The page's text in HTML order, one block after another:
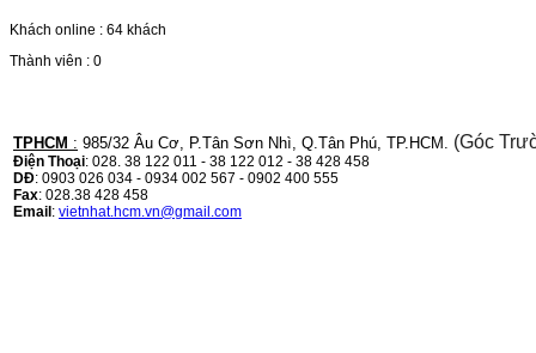
243/MF 461DW
HỘP MỰC CANON CRG-070 CHO DÒNG
MÁY LBP 243/MF 461DW MÃ HỘP MỰC:–
Hộp mực Canon CRG-070– Loại mực: Mực
in laser trắng đenSỬ DỤNG CHO MÁY IN:–
Khách online : 64 khách
Thành viên : 0
TPHCM : 985/32 Âu Cơ, P.Tân Sơn Nhì, Q.Tân Phú, TP.HCM. (Góc
Điện Thoại: 028. 38 122 011 - 38 122 012 - 38 428 458
DĐ: 0903 026 034 - 0934 002 567 - 0902 400 555
Fax: 028.38 428 458
Email: vietnhat.hcm.vn@gmail.com